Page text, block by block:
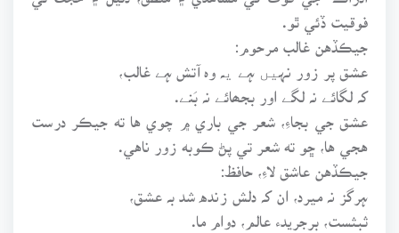
فوقيت ڏئي ٿو.
جيڪڏهن غالب مرحوم:
عشق پر زور نہیں ہے یہ وہ آتش ہے غالب،
کہ لگائے نہ لگے اور بجھائے نہ بَنے.
عشق جي بجاءِ، شعر جي باري ۾ چوي ها ته جيڪر درست
هجي ها، ڇو ته شعر تي پڻ ڪوبه زور ناهي.
جيڪڏهن عاشق لاءِ، حافظ:
ہرگز نہ ميرد، ان کہ دلش زنده شد بہ عشق،
ثبثست، برجريدء عالم، دوام ما.